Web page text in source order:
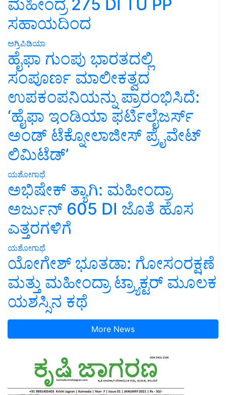
ಮಹೀಂದ್ರ 275 DI TU PP
ಸಹಾಯದಿಂದ
ಅಗ್ರಿಪಿಡಿಯಾ
ಹೈಫಾ ಗುಂಪು ಭಾರತದಲ್ಲಿ
ಸಂಪೂರ್ಣ ಮಾಲೀಕತ್ವದ
ಉಪಕಂಪನಿಯನ್ನು ಪ್ರಾರಂಭಿಸಿದೆ:
‘ಹೈಫಾ ಇಂಡಿಯಾ ಫರ್ಟಿಲೈಜರ್ಸ್
ಅಂಡ್ ಟೆಕ್ನೋಲಾಜೀಸ್ ಪ್ರೈವೇಟ್
ಲಿಮಿಟೆಡ್’
ಯಶೋಗಾಥೆ
ಅಭಿಷೇಕ್ ತ್ಯಾಗಿ: ಮಹೀಂದ್ರಾ
ಅರ್ಜುನ್ 605 DI ಜೊತೆ ಹೊಸ
ಎತ್ತರಗಳಿಗೆ
ಯಶೋಗಾಥೆ
ಯೋಗೇಶ್ ಭೂತಡಾ: ಗೋಸಂರಕ್ಷಣೆ
ಮತ್ತು ಮಹೀಂದ್ರಾ ಟ್ರ್ಯಾಕ್ಟರ್ ಮೂಲಕ
ಯಶಸ್ಸಿನ ಕಥೆ
More News